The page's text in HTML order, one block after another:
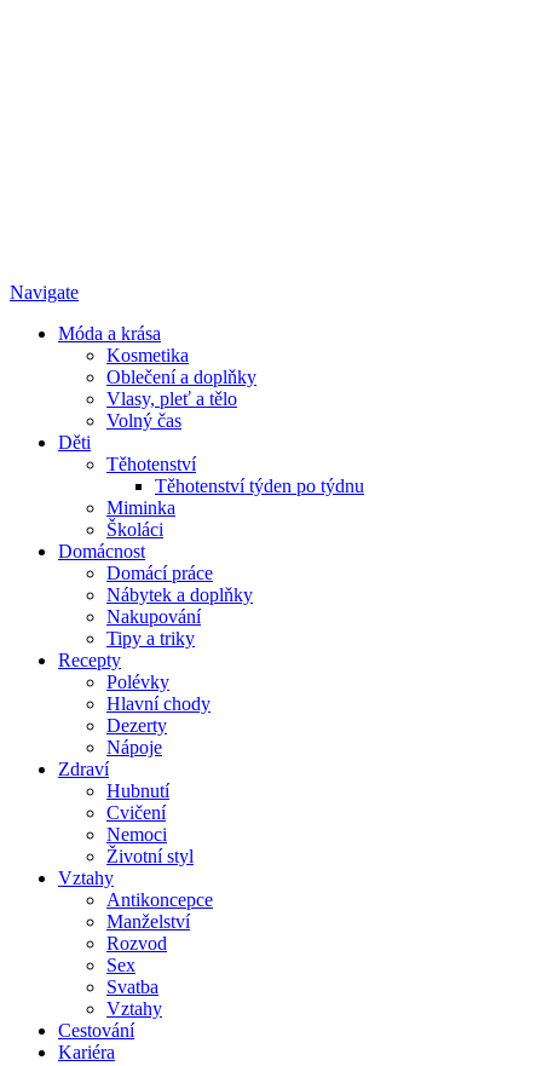
Navigate
Móda a krása
Kosmetika
Oblečení a doplňky
Vlasy, pleť a tělo
Volný čas
Děti
Těhotenství
Těhotenství týden po týdnu
Miminka
Školáci
Domácnost
Domácí práce
Nábytek a doplňky
Nakupování
Tipy a triky
Recepty
Polévky
Hlavní chody
Dezerty
Nápoje
Zdraví
Hubnutí
Cvičení
Nemoci
Životní styl
Vztahy
Antikoncepce
Manželství
Rozvod
Sex
Svatba
Vztahy
Cestování
Kariéra